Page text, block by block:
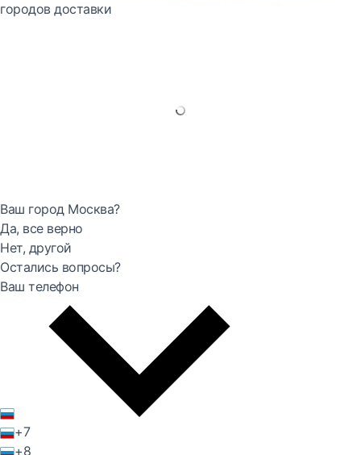
городов доставки
Ваш город Москва?
Да, все верно
Нет, другой
Остались вопросы?
Ваш телефон
+7
+8